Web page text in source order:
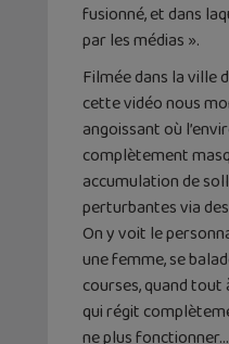
fusionné, et dans
par les médias ».
Filmée dans la ville
cette vidéo nous
angoissant où
complètement
accumulation de
perturbantes via
On y voit le
une femme, se
courses, quand
qui régit
ne plus fonctionner…